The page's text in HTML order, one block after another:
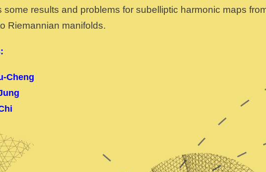
some results and problems for subelliptic harmonic maps
Riemannian manifolds.
Cheng